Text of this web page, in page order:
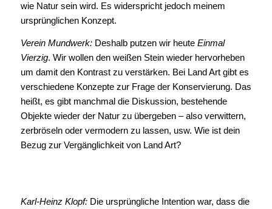
wie Natur sein wird. Es widerspricht jedoch meinem
ursprünglichen Konzept.
Verein Mundwerk:Deshalb putzen wir heute Einmal
Vierzig. Wir wollen den weißen Stein wieder hervorheben
um damit den Kontrast zu verstärken. Bei Land Art gibt es
verschiedene Konzepte zur Frage der Konservierung. Das
heißt, es gibt manchmal die Diskussion, bestehende
Objekte wieder der Natur zu übergeben – also verwittern,
zerbröseln oder vermodern zu lassen, usw. Wie ist dein
Bezug zur Vergänglichkeit von Land Art?
Karl-Heinz Klopf:Die ursprüngliche Intention war, dass die